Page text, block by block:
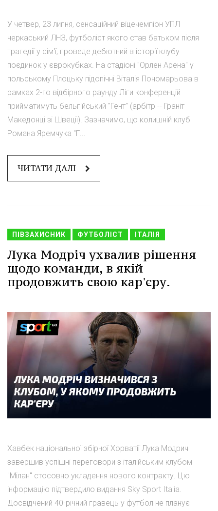
У четвер, 23 липня, сенсаційний віцечемпіон УПЛ
черкаський ЛНЗ, футболіст якого став батьком після
трагедії у сім'ї, проведе дебютний в історії клубу
поєдинок у єврокубках. На стадіоні "Орлен Арена" у
польському Плоцьку підопічні Віталія Пономарьова в
рамках 2-го відбірного раунду Ліги конференцій
прийматимуть бельгійський "Гент" (арбітр -- Граніт
Македонці зі Швеції). Зазначимо, що колишній клуб
Романа Яремчука "Г...
ЧИТАТИ ДАЛІ
ПІВЗАХИСНИК ФУТБОЛІСТ ІТАЛІЯ
Лука Модріч ухвалив рішення
щодо команди, в якій
продовжить свою кар'єру.
Хавбек національної збірної Хорватії Лука Модрич
завершив успішні переговори з італійським клубом
"Мілан" стосовно укладення нового контракту. Цю
інформацію підтвердило видання Sky Sport Italia.
Досвідчений 40-річний гравець у футбол не планує